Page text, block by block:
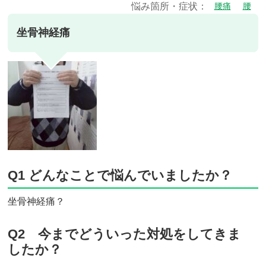
悩み箇所・症状： 腰痛 腰
坐骨神経痛
Q1 どんなことで悩んでいましたか？
坐骨神経痛？
Q2 今までどういった対処をしてきま
したか？